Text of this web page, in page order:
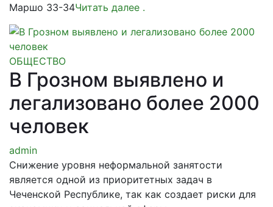
Маршо 33-34Читать далее .
ОБЩЕСТВО
В Грозном выявлено и
легализовано более 2000
человек
admin
Снижение уровня неформальной занятости
является одной из приоритетных задач в
Чеченской Республике, так как создает риски для